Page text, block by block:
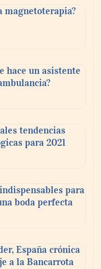
regresa a
aumenta al
cartera sana en
Bar: una
magnetoterapia?
hace un asistente
tendencias
para 2021
para
boda perfecta
España crónica
a la Bancarrota